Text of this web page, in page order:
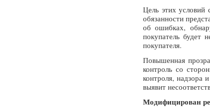
Цель этих условий
обязанности
об ошибках,
покупатель будет
покупателя.
Повышенная
контроль со
контроля, надзора
выявит
Модифицирован